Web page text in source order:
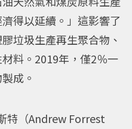
得以延續。」這影響了
垃圾生產再生聚合物、
料。2019年，僅2％一
成。
特（Andrew Forrest